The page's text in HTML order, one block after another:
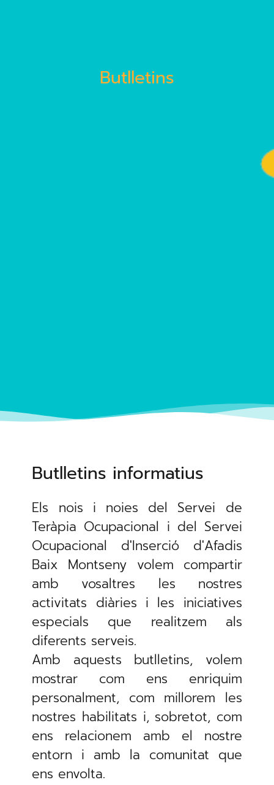
Butlletins
Butlletins informatius
Els nois i noies del Servei de
Teràpia Ocupacional i del Servei
Ocupacional d'Inserció d'Afadis
Baix Montseny volem compartir
amb vosaltres les nostres
activitats diàries i les iniciatives
especials que realitzem als
diferents serveis.
Amb aquests butlletins, volem
mostrar com ens enriquim
personalment, com millorem les
nostres habilitats i, sobretot, com
ens relacionem amb el nostre
entorn i amb la comunitat que
ens envolta.